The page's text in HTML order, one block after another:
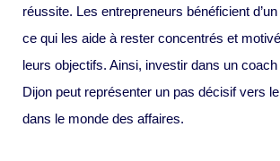
réussite. Les entrepreneurs bénéficient
ce qui les aide à rester concentrés et
leurs objectifs. Ainsi, investir dans un
Dijon peut représenter un pas décisif vers
dans le monde des affaires.